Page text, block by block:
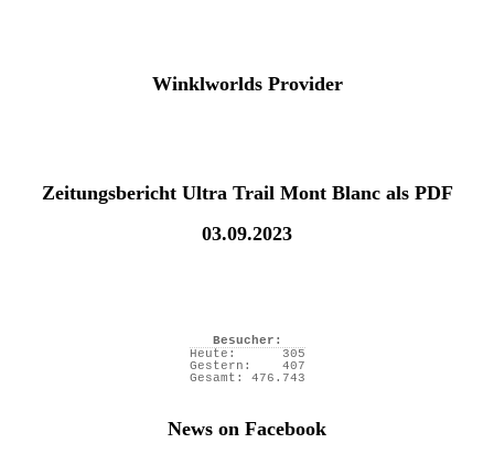
Winklworlds Provider
Zeitungsbericht Ultra Trail Mont Blanc als PDF
03.09.2023
Besucher:
Heute:
305
Gestern:
407
Gesamt:
476.743
News on Facebook